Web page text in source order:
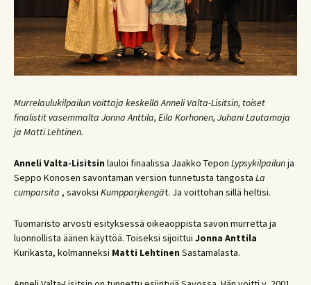
Murrelaulukilpailun voittaja keskellä Anneli Valta-Lisitsin, toiset
finalistit vasemmalta Jonna Anttila, Eila Korhonen, Juhani Lautamaja
ja Matti Lehtinen.
Anneli Valta-Lisitsin lauloi finaalissa Jaakko Tepon Lypsykilpailunja
Seppo Konosen savontaman version tunnetusta tangosta La
cumparsita , savoksi Kumpparjkengät. Ja voittohan sillä heltisi.
Tuomaristo arvosti esityksessä oikeaoppista savon murretta ja
luonnollista äänen käyttöä. Toiseksi sijoittui Jonna Anttila
Kurikasta, kolmanneksi Matti Lehtinen Sastamalasta.